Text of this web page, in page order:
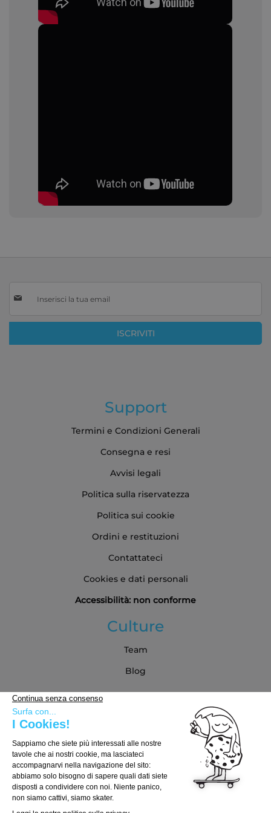
alla
Newsletter:
ISCRIVITI
Support
Termini e Condizioni Generali
Consegna e resi
Avvisi legali
Politica sulla riservatezza
Politica sui cookie
Ordini e restituzioni
Contattateci
Cookies e dati personali
Accessibilità: non conforme
Culture
Team
Blog
Guida all'acquisto
Come scegliere la tua tavola